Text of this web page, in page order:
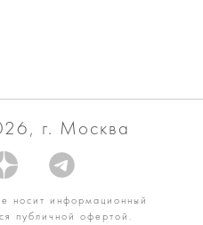
г. Москва
носит информационный
публичной офертой.